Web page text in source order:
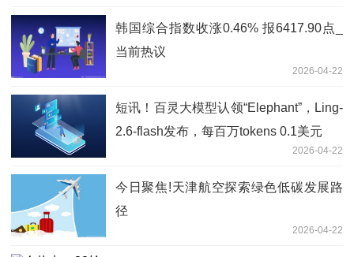
韩国综合指数收涨0.46% 报6417.90点_
当前热议
2026-04-22
短讯！百灵大模型认领“Elephant”，Ling-
2.6-flash发布，每百万tokens 0.1美元
2026-04-22
今日聚焦!天津航空探索绿色低碳发展路
径
2026-04-22